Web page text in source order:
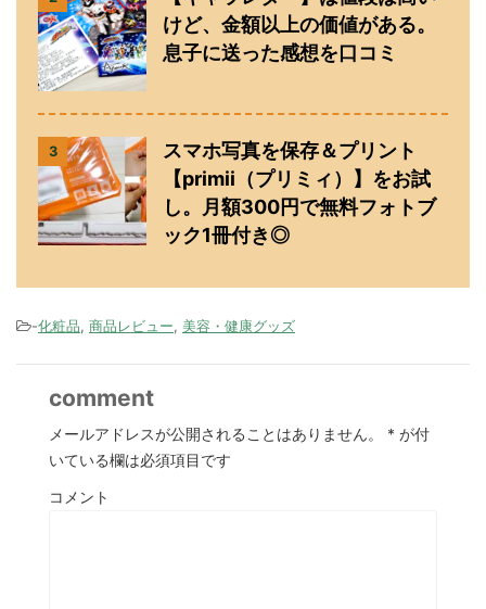
けど、金額以上の価値がある。
息子に送った感想を口コミ
3
スマホ写真を保存＆プリント
【primii（プリミィ）】をお試
し。月額300円で無料フォトブ
ック1冊付き◎
-化粧品, 商品レビュー, 美容・健康グッズ
comment
メールアドレスが公開されることはありません。 * が付
いている欄は必須項目です
コメント